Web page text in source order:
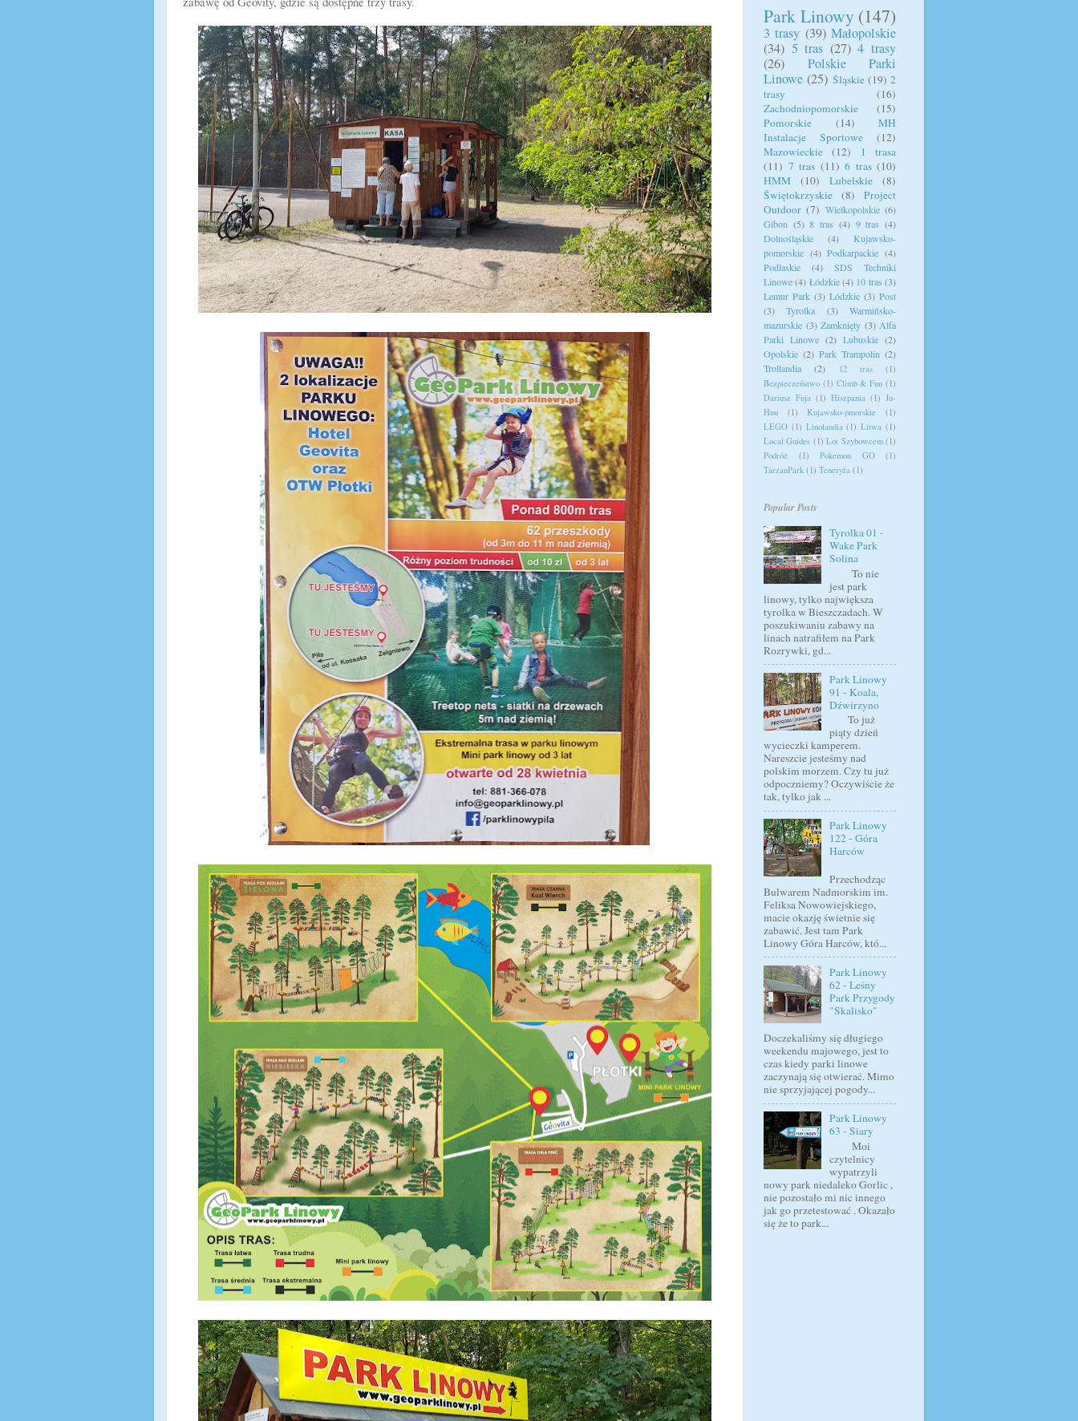
Park Linowy (147)
3 trasy (39) Małopolskie
(34) 5 tras (27) 4 trasy
(26)
Polskie Parki
Linowe (25) Śląskie (19) 2
trasy
(16)
Zachodniopomorskie
(15)
Pomorskie
(14)
MH
Instalacje Sportowe
(12)
Mazowieckie
(12)
1 trasa
(11) 7 tras (11) 6 tras (10)
HMM
(10) Lubelskie
(8)
Świętokrzyskie
(8)
Project
Outdoor (7) Wielkopolskie (6)
Gibon (5) 8 tras (4) 9 tras (4)
Dolnośląskie
(4)
Kujawsko-
pomorskie (4) Podkarpackie (4)
Podlaskie
(4)
SDS Techniki
Linowe (4) Łódzkie (4) 10 tras (3)
Lemur Park (3) Lódzkie (3) Post
(3)
Tyrolka (3)
Warmińsko-
mazurskie (3) Zamknięty (3) Alfa
Parki Linowe (2) Lubuskie (2)
Opolskie (2) Park Trampolin (2)
Trollandia
(2) 12 tras
(1)
Bezpieczeństwo (1) Climb & Fun (1)
Dariusz Fuja (1) Hiszpania (1) Ju-
Huu
(1) Kujawsko-pmorskie
(1)
LEGO (1) Linolandia (1) Litwa (1)
Local Guides (1) Lot Szybowcem (1)
Podróż
(1) Pokemon GO
(1)
TarzanPark (1) Teneryfa (1)
Popular Posts
Tyrolka 01 -
Wake Park
Solina
To nie
jest park
linowy, tylko największa
tyrolka w Bieszczadach. W
poszukiwaniu zabawy na
linach natrafiłem na Park
Rozrywki, gd...
Park Linowy
91 - Koala,
Dźwirzyno
To już
piąty dzień
wycieczki kamperem.
Nareszcie jesteśmy nad
polskim morzem. Czy tu już
odpoczniemy? Oczywiście że
tak, tylko jak ...
Park Linowy
122 - Góra
Harców
Przechodząc
Bulwarem Nadmorskim im.
Feliksa Nowowiejskiego,
macie okazję świetnie się
zabawić. Jest tam Park
Linowy Góra Harców, któ...
Park Linowy
62 - Leśny
Park Przygody
"Skalisko"
Doczekaliśmy się długiego
weekendu majowego, jest to
czas kiedy parki linowe
zaczynają się otwierać. Mimo
nie sprzyjającej pogody...
Park Linowy
63 - Siary
Moi
czytelnicy
wypatrzyli
nowy park niedaleko Gorlic ,
nie pozostało mi nic innego
jak go przetestować . Okazało
się że to park...